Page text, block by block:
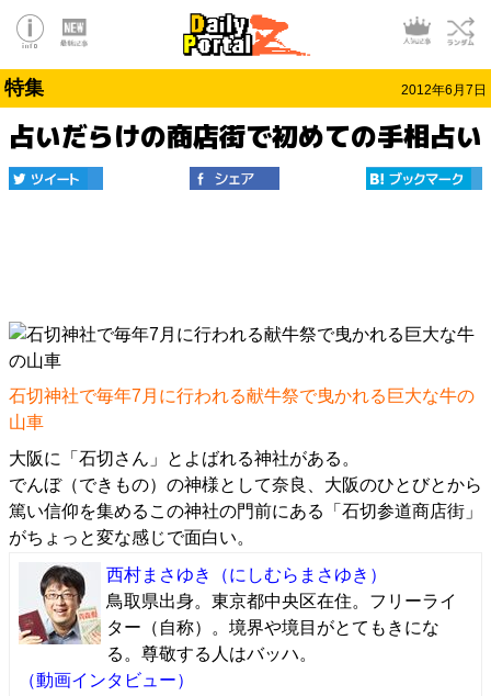
特集 2012年6月7日
占いだらけの商店街で初めての手相占い
石切神社で毎年7月に行われる献牛祭で曳かれる巨大な牛の
山車
大阪に「石切さん」とよばれる神社がある。
でんぼ（できもの）の神様として奈良、大阪のひとびとから
篤い信仰を集めるこの神社の門前にある「石切参道商店街」
がちょっと変な感じで面白い。
西村まさゆき
（にしむらまさゆき）
鳥取県出身。東京都中央区在住。フリーライ
ター（自称）。境界や境目がとてもきにな
る。尊敬する人はバッハ。
（動画インタビュー）